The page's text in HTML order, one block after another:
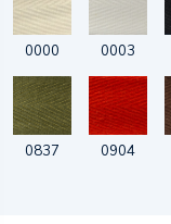
0000 0003
0837 0904